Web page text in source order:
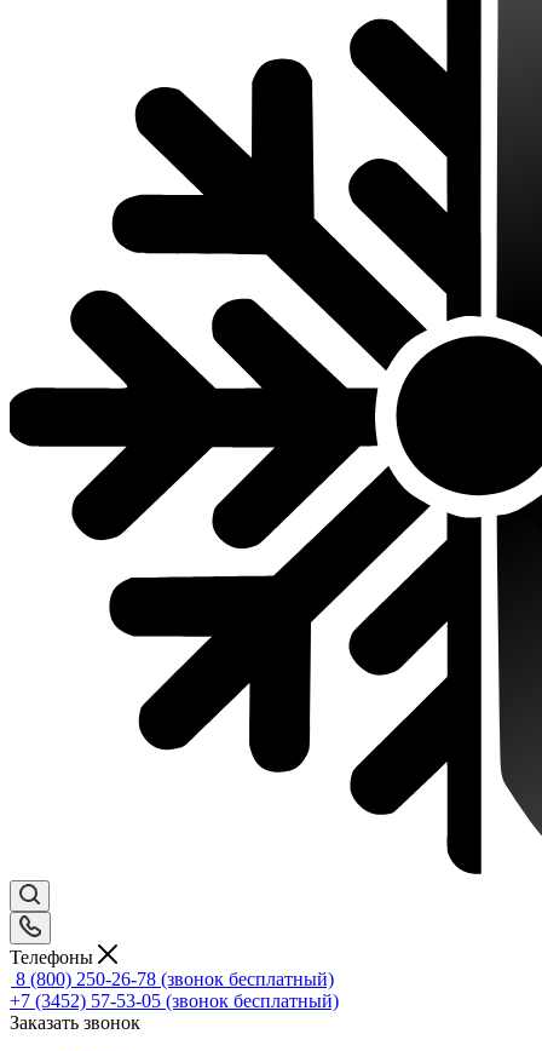
Телефоны
8 (800) 250-26-78 (звонок бесплатный)
+7 (3452) 57-53-05 (звонок бесплатный)
Заказать звонок